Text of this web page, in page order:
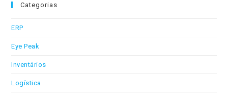
Categorias
ERP
Eye Peak
Inventários
Logística